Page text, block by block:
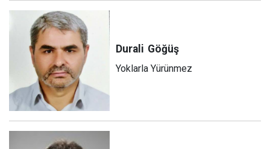
Durali Göğüş
Yoklarla Yürünmez